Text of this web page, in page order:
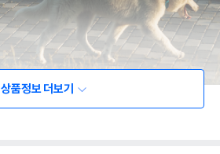
상품정보 더보기